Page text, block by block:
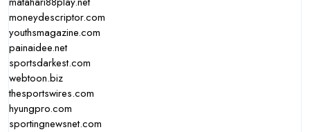
moneydescriptor.com
youthsmagazine.com
painaidee.net
sportsdarkest.com
webtoon.biz
thesportswires.com
hyungpro.com
sportingnewsnet.com